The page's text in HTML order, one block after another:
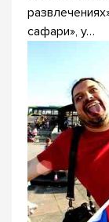
сафари», у…